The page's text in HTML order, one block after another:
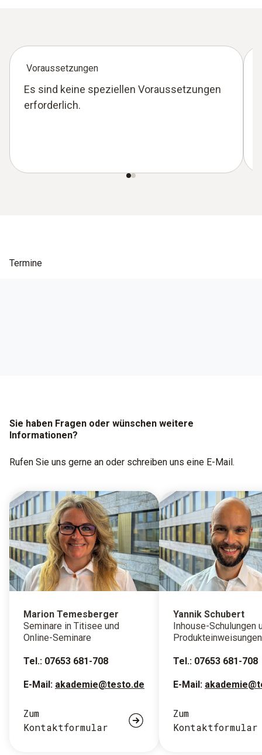
Voraussetzungen
Es sind keine speziellen Voraussetzungen
erforderlich.
Termine
Sie haben Fragen oder wünschen weitere
Informationen?
Rufen Sie uns gerne an oder schreiben uns eine E-Mail.
Marion Temesberger
Seminare in Titisee und
Online-Seminare
Tel.: 07653 681-708
E-Mail: akademie@testo.de
Zum
Kontaktformular
Yannik Schubert
Inhouse-Schulungen
Produkteinweisungen
Tel.: 07653 681-708
E-Mail:
Zum
Kontaktformular